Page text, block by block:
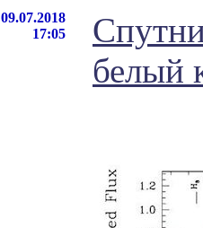
09.07.2018
17:05
белый